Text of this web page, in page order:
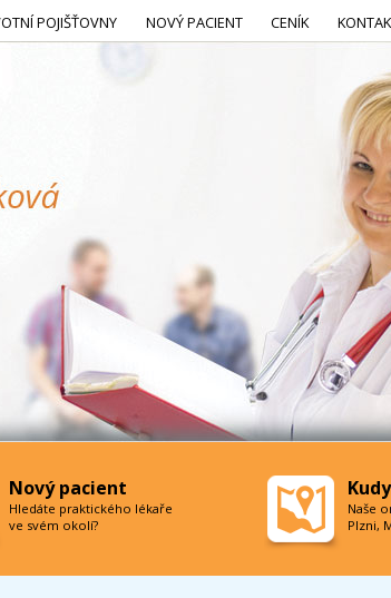
POJIŠŤOVNY NOVÝ PACIENT CENÍK
Nový pacient
Hledáte praktického lékaře
ve svém okolí?
Naše
Plzni,